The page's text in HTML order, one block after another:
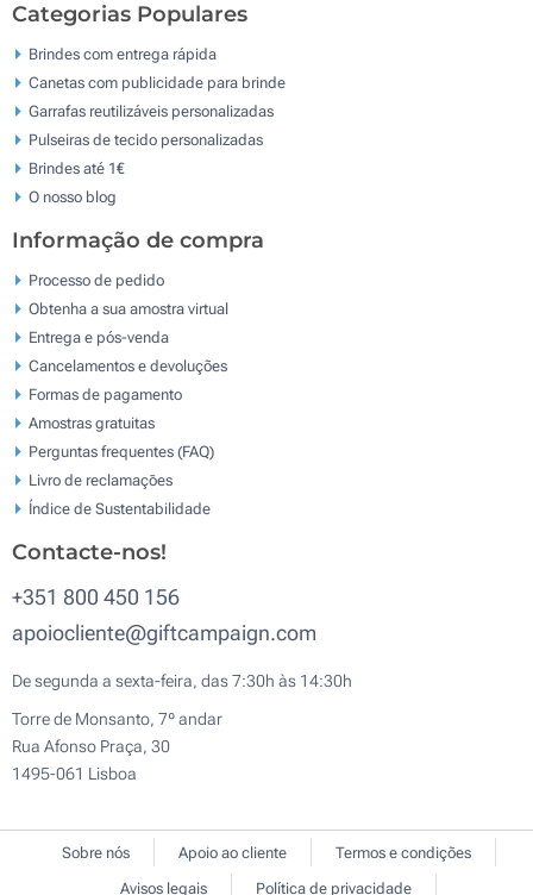
Categorias Populares
Brindes com entrega rápida
Canetas com publicidade para brinde
Garrafas reutilizáveis personalizadas
Pulseiras de tecido personalizadas
Brindes até 1€
O nosso blog
Informação de compra
Processo de pedido
Obtenha a sua amostra virtual
Entrega e pós-venda
Cancelamentos e devoluções
Formas de pagamento
Amostras gratuitas
Perguntas frequentes (FAQ)
Livro de reclamaçōes
Índice de Sustentabilidade
Contacte-nos!
+351 800 450 156
apoiocliente@giftcampaign.com
De segunda a sexta-feira, das 7:30h às 14:30h
Torre de Monsanto, 7º andar
Rua Afonso Praça, 30
1495-061 Lisboa
Sobre nós Apoio ao cliente
Termos e condições
Avisos legais
Política de privacidade